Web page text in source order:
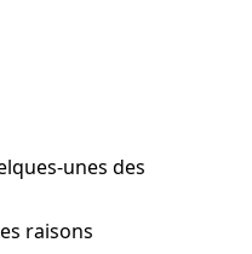
unes des
raisons